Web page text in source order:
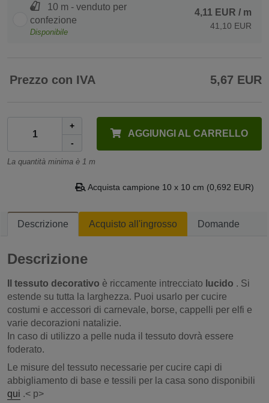
10 m - venduto per
confezione
Disponibile
4,11 EUR / m
41,10 EUR
Prezzo con IVA 5,67 EUR
+
-
AGGIUNGI AL CARRELLO
La quantità minima è 1 m
Acquista campione 10 x 10 cm (0,692 EUR)
Descrizione Acquisto all'ingrosso Domande
Descrizione
Il tessuto decorativo è riccamente intrecciato lucido . Si
estende su tutta la larghezza. Puoi usarlo per cucire
costumi e accessori di carnevale, borse, cappelli per elfi e
varie decorazioni natalizie.
In caso di utilizzo a pelle nuda il tessuto dovrà essere
foderato.
Le misure del tessuto necessarie per cucire capi di
abbigliamento di base e tessili per la casa sono disponibili
qui .< p>